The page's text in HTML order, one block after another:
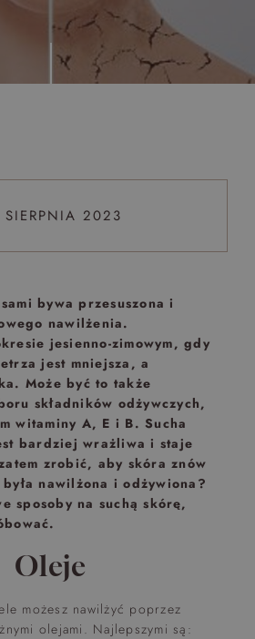
- Wyspa Skarbów - Pełne
2023
bywa przesuszona i
nawilżenia.
jesienno-zimowym, gdy
jest mniejsza, a
Może być to także
składników odżywczych,
witaminy A, E i B. Sucha
bardziej wrażliwa i staje
zrobić, aby skóra znów
nawilżona i odżywiona?
sposoby na suchą skórę,
Oleje
możesz nawilżyć poprzez
olejami. Najlepszymi są: